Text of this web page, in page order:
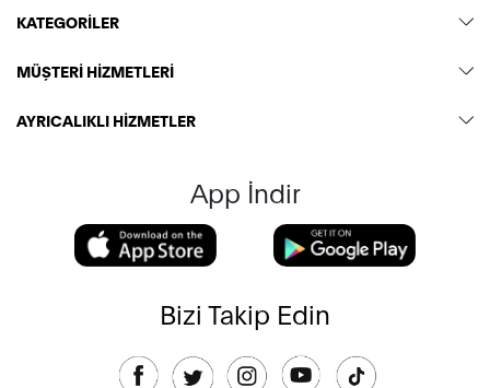
KATEGORİLER
MÜŞTERİ HİZMETLERİ
AYRICALIKLI HİZMETLER
App İndir
Bizi Takip Edin